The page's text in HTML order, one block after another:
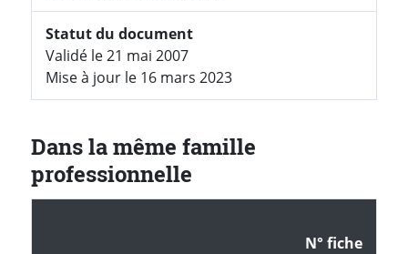
Statut du document
Validé le 21 mai 2007
Mise à jour le 16 mars 2023
Dans la même famille
professionnelle
N° fiche